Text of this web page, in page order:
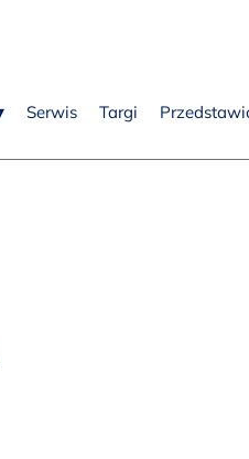
Serwis Targi